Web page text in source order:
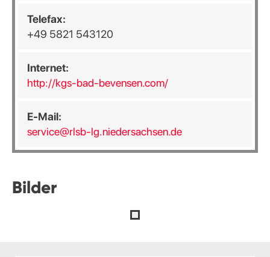
Telefax:
+49 5821 543120
Internet:
http://kgs-bad-bevensen.com/
E-Mail:
service@rlsb-lg.niedersachsen.de
Bilder